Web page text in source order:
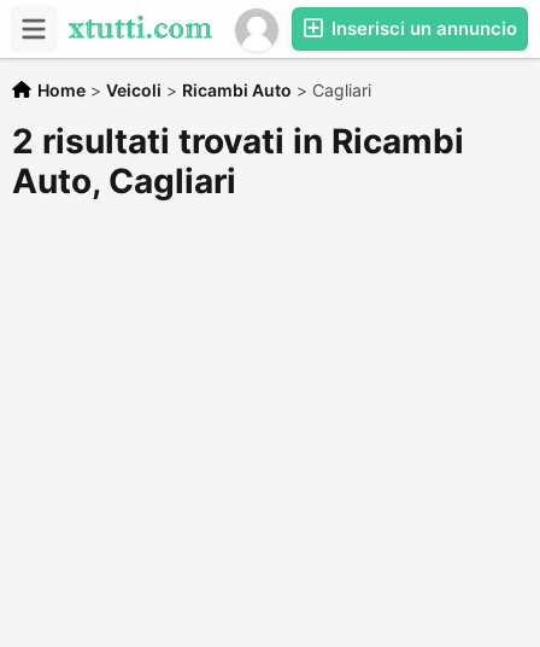
Inserisci un annuncio
Home > Veicoli > Ricambi Auto > Cagliari
2 risultati trovati in Ricambi
Auto, Cagliari